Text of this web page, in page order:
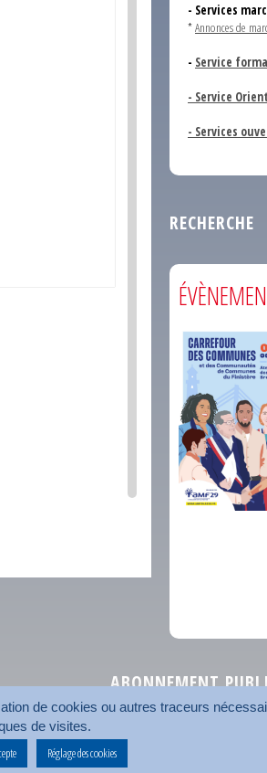
- Services
*Annonces de
- Service
- Service
- Services
RECHERCHE
ABONNEMENT
Plan du site
de cookies ou autres traceurs
de visites.
Réglage des cookies